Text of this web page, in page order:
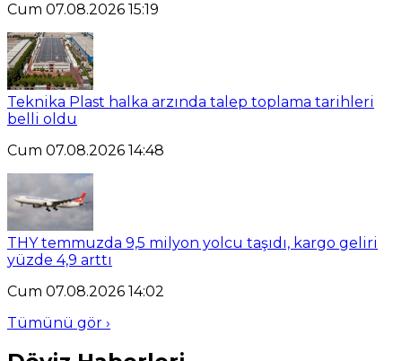
Cum 07.08.2026 15:19
Teknika Plast halka arzında talep toplama tarihleri
belli oldu
Cum 07.08.2026 14:48
THY temmuzda 9,5 milyon yolcu taşıdı, kargo geliri
yüzde 4,9 arttı
Cum 07.08.2026 14:02
Tümünü gör ›